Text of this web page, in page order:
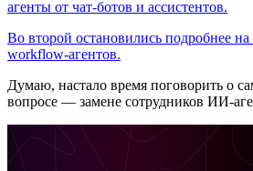
агенты от чат-ботов и ассистентов.
Во второй остановились подробнее
workflow-агентов.
Думаю, настало время поговорить о
вопросе — замене сотрудников ИИ-